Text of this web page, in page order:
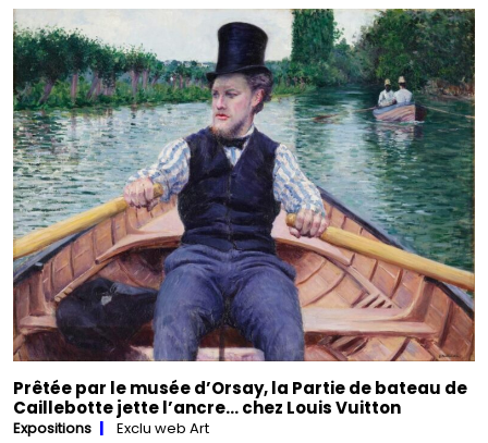
Prêtée par le musée d’Orsay, la Partie de bateau de
Caillebotte jette l’ancre… chez Louis Vuitton
Expositions Exclu web Art